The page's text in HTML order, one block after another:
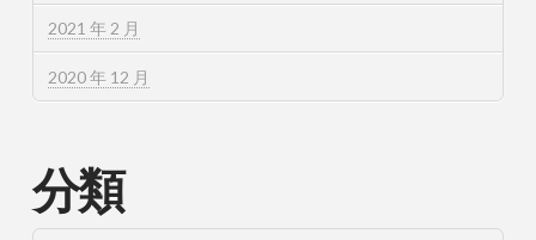
2021 年 2 月
2020 年 12 月
分類